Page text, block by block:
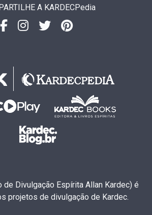
A KARDECPedia
de Divulgação Espírita Allan Kardec) é
projetos de divulgação de Kardec.